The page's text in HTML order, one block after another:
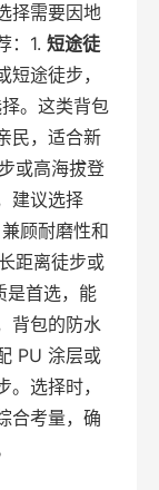
择需要因地
：1. 短途徒
途徒步，
。这类背包
民，适合新
或高海拔登
建议选择
顾耐磨性和
距离徒步或
是首选，能
背包的防水
PU 涂层或
选择时，
合考量，确